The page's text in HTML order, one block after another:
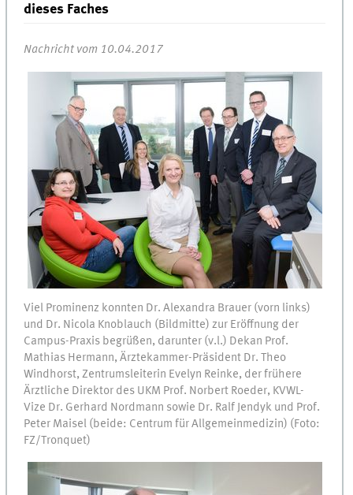
dieses Faches
Nachricht vom 10.04.2017
Viel Prominenz konnten Dr. Alexandra Brauer (vorn links)
und Dr. Nicola Knoblauch (Bildmitte) zur Eröffnung der
Campus-Praxis begrüßen, darunter (v.l.) Dekan Prof.
Mathias Hermann, Ärztekammer-Präsident Dr. Theo
Windhorst, Zentrumsleiterin Evelyn Reinke, der frühere
Ärztliche Direktor des UKM Prof. Norbert Roeder, KVWL-
Vize Dr. Gerhard Nordmann sowie Dr. Ralf Jendyk und Prof.
Peter Maisel (beide: Centrum für Allgemeinmedizin) (Foto:
FZ/Tronquet)